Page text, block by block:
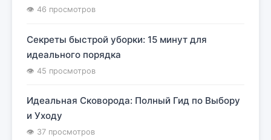
👁 46 просмотров
Секреты быстрой уборки: 15 минут для
идеального порядка
👁 45 просмотров
Идеальная Сковорода: Полный Гид по Выбору
и Уходу
👁 37 просмотров